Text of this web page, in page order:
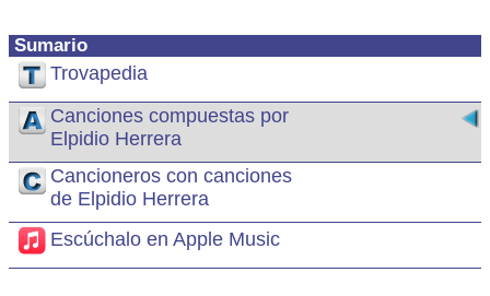
Sumario
Trovapedia
Canciones compuestas por
Elpidio Herrera
Cancioneros con canciones
de Elpidio Herrera
Escúchalo en Apple Music